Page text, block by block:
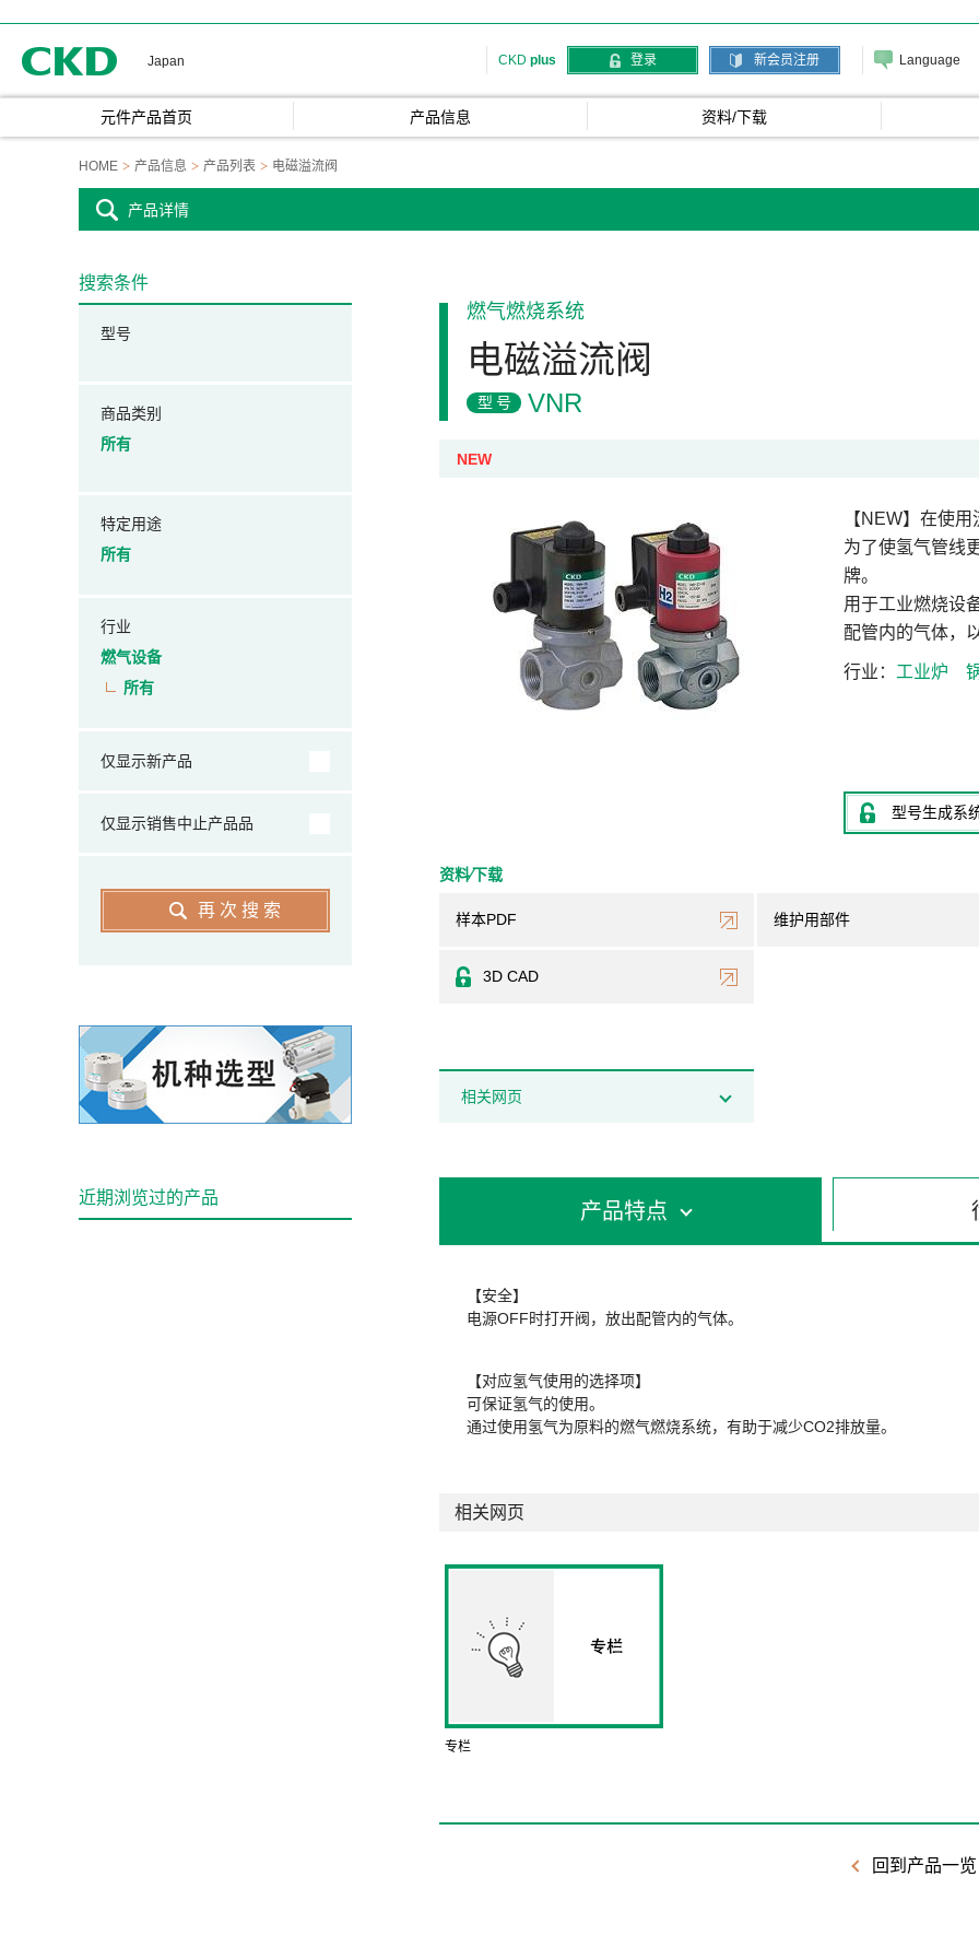
Japan CKD plus 登录 新会员注册 Language
元件产品首页 产品信息 资料/下载
HOME 产品信息 产品列表 电磁溢流阀
产品详情
燃气燃烧系统
电磁溢流阀
型号 VNR
NEW
【NEW】在使
为了使氢气管线
牌。
用于工业燃烧设
配管内的气体，
行业 工业炉
型号生成系
资料⁄下载
样本PDF 维护用部件
3D CAD
相关网页
产品特点
【安全】
电源OFF时打开阀，放出配管内的气体。
【对应氢气使用的选择项】
可保证氢气的使用。
通过使用氢气为原料的燃气燃烧系统，有助于减少CO2排放量。
相关网页
专栏
回到产品一览
搜索条件
型号
商品类别
所有
特定用途
所有
行业
燃气设备
所有
仅显示新产品
仅显示销售中止产品品
再次搜索
近期浏览过的产品